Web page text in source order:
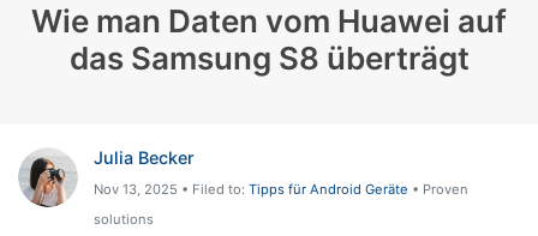
Wie man Daten vom Huawei auf
das Samsung S8 überträgt
Julia Becker
Nov 13, 2025 • Filed to: Tipps für Android Geräte • Proven
solutions